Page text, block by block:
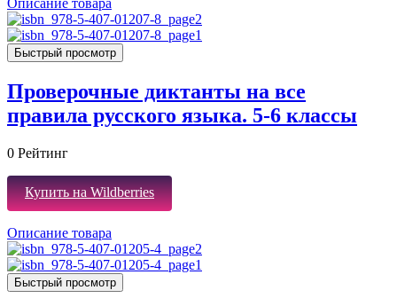
Описание товара
Быстрый просмотр
Проверочные диктанты на все
правила русского языка. 5-6 классы
0 Рейтинг
Купить на Wildberries
Описание товара
Быстрый просмотр